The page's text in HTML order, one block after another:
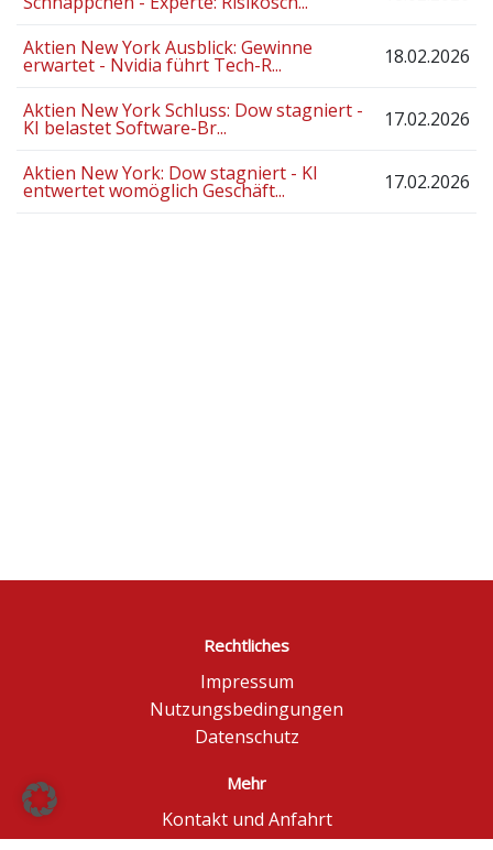
Aktien New York Ausblick: Gewinne
erwartet - Nvidia führt Tech-R... 18.02.2026
Aktien New York Schluss: Dow stagniert -
KI belastet Software-Br... 17.02.2026
Aktien New York: Dow stagniert - KI
entwertet womöglich Geschäft... 17.02.2026
Rechtliches
Impressum
Nutzungsbedingungen
Datenschutz
Mehr
Kontakt und Anfahrt